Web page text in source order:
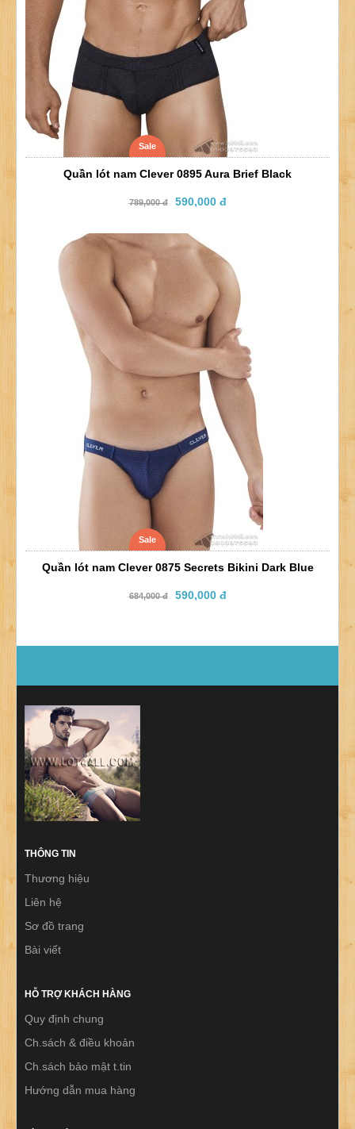
Sale
Quần lót nam Clever 0895 Aura Brief Black
789,000 đ 590,000 đ
Sale
Quần lót nam Clever 0875 Secrets Bikini Dark Blue
684,000 đ 590,000 đ
THÔNG TIN
Thương hiệu
Liên hệ
Sơ đồ trang
Bài viết
HỖ TRỢ KHÁCH HÀNG
Quy định chung
Ch.sách & điều khoản
Ch.sách bảo mật t.tin
Hướng dẫn mua hàng